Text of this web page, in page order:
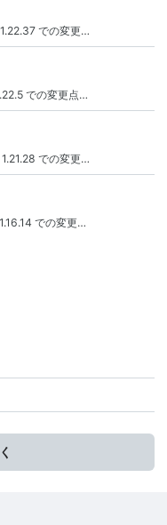
での変更…
での変更点…
での変更…
での変更…